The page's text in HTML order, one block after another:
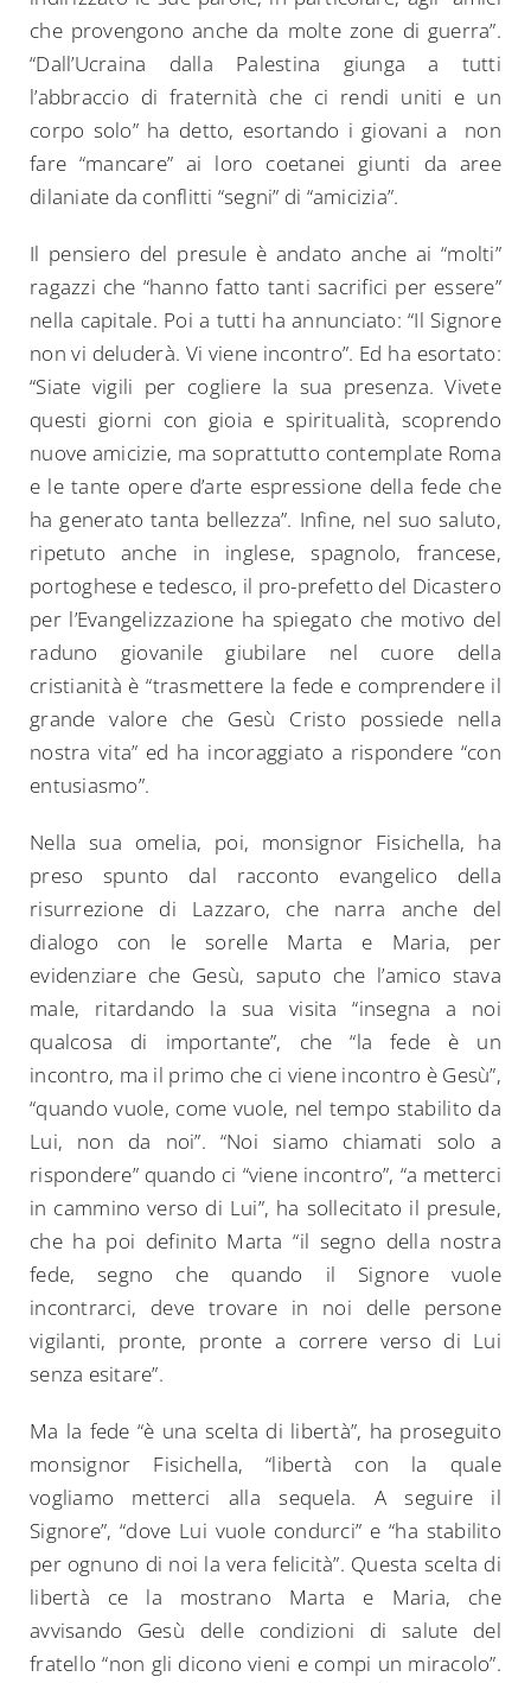
che provengono anche da molte zone di guerra”.
“Dall’Ucraina dalla Palestina giunga a tutti
l’abbraccio di fraternità che ci rendi uniti e un
corpo solo” ha detto, esortando i giovani a non
fare “mancare” ai loro coetanei giunti da aree
dilaniate da conflitti “segni” di “amicizia”.
Il pensiero del presule è andato anche ai “molti”
ragazzi che “hanno fatto tanti sacrifici per essere”
nella capitale. Poi a tutti ha annunciato: “Il Signore
non vi deluderà. Vi viene incontro”. Ed ha esortato:
“Siate vigili per cogliere la sua presenza. Vivete
questi giorni con gioia e spiritualità, scoprendo
nuove amicizie, ma soprattutto contemplate Roma
e le tante opere d’arte espressione della fede che
ha generato tanta bellezza”. Infine, nel suo saluto,
ripetuto anche in inglese, spagnolo, francese,
portoghese e tedesco, il pro-prefetto del Dicastero
per l’Evangelizzazione ha spiegato che motivo del
raduno giovanile giubilare nel cuore della
cristianità è “trasmettere la fede e comprendere il
grande valore che Gesù Cristo possiede nella
nostra vita” ed ha incoraggiato a rispondere “con
entusiasmo”.
Nella sua omelia, poi, monsignor Fisichella, ha
preso spunto dal racconto evangelico della
risurrezione di Lazzaro, che narra anche del
dialogo con le sorelle Marta e Maria, per
evidenziare che Gesù, saputo che l’amico stava
male, ritardando la sua visita “insegna a noi
qualcosa di importante”, che “la fede è un
incontro, ma il primo che ci viene incontro è Gesù”,
“quando vuole, come vuole, nel tempo stabilito da
Lui, non da noi”. “Noi siamo chiamati solo a
rispondere” quando ci “viene incontro”, “a metterci
in cammino verso di Lui”, ha sollecitato il presule,
che ha poi definito Marta “il segno della nostra
fede, segno che quando il Signore vuole
incontrarci, deve trovare in noi delle persone
vigilanti, pronte, pronte a correre verso di Lui
senza esitare”.
Ma la fede “è una scelta di libertà”, ha proseguito
monsignor Fisichella, “libertà con la quale
vogliamo metterci alla sequela. A seguire il
Signore”, “dove Lui vuole condurci” e “ha stabilito
per ognuno di noi la vera felicità”. Questa scelta di
libertà ce la mostrano Marta e Maria, che
avvisando Gesù delle condizioni di salute del
fratello “non gli dicono vieni e compi un miracolo”.